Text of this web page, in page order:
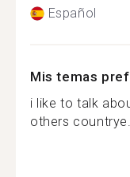
Español
Mis temas
i like to talk
others